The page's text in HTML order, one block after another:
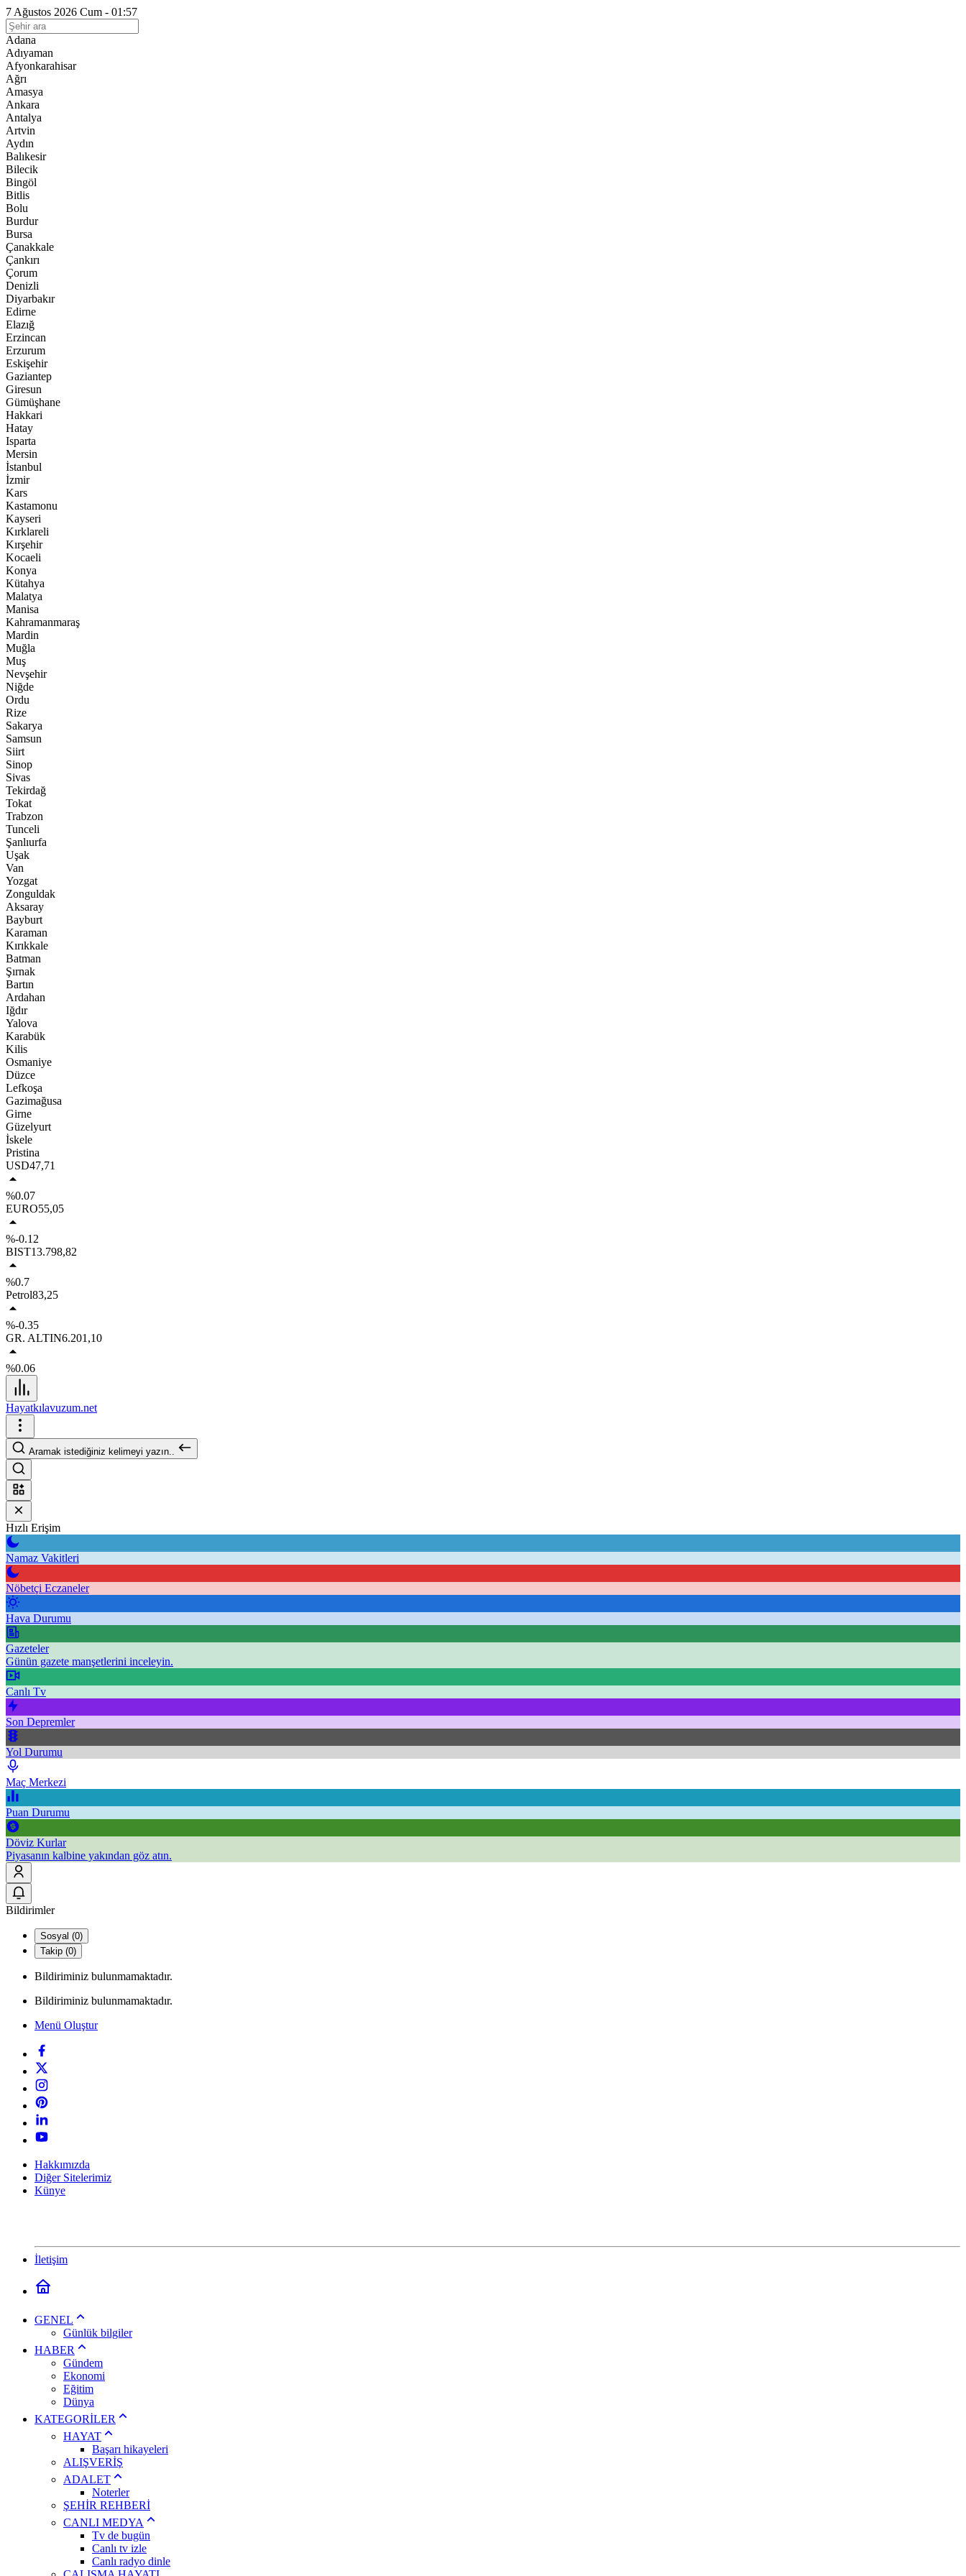
7 Ağustos 2026 Cum - 01:57
Adana
Adıyaman
Afyonkarahisar
Ağrı
Amasya
Ankara
Antalya
Artvin
Aydın
Balıkesir
Bilecik
Bingöl
Bitlis
Bolu
Burdur
Bursa
Çanakkale
Çankırı
Çorum
Denizli
Diyarbakır
Edirne
Elazığ
Erzincan
Erzurum
Eskişehir
Gaziantep
Giresun
Gümüşhane
Hakkari
Hatay
Isparta
Mersin
İstanbul
İzmir
Kars
Kastamonu
Kayseri
Kırklareli
Kırşehir
Kocaeli
Konya
Kütahya
Malatya
Manisa
Kahramanmaraş
Mardin
Muğla
Muş
Nevşehir
Niğde
Ordu
Rize
Sakarya
Samsun
Siirt
Sinop
Sivas
Tekirdağ
Tokat
Trabzon
Tunceli
Şanlıurfa
Uşak
Van
Yozgat
Zonguldak
Aksaray
Bayburt
Karaman
Kırıkkale
Batman
Şırnak
Bartın
Ardahan
Iğdır
Yalova
Karabük
Kilis
Osmaniye
Düzce
Lefkoşa
Gazimağusa
Girne
Güzelyurt
İskele
Pristina
USD47,71
%0.07
EURO55,05
%-0.12
BIST13.798,82
%0.7
Petrol83,25
%-0.35
GR. ALTIN6.201,10
%0.06
Hayatkılavuzum.net
Aramak istediğiniz kelimeyi yazın..
Hızlı Erişim
Namaz Vakitleri
Nöbetçi Eczaneler
Hava Durumu
Gazeteler
Günün gazete manşetlerini inceleyin.
Canlı Tv
Son Depremler
Yol Durumu
Maç Merkezi
Puan Durumu
Döviz Kurlar
Piyasanın kalbine yakından göz atın.
Bildirimler
Sosyal (0)
Takip (0)
Bildiriminiz bulunmamaktadır.
Bildiriminiz bulunmamaktadır.
Menü Oluştur
Hakkımızda
Diğer Sitelerimiz
Künye
İletişim
GENEL
Günlük bilgiler
HABER
Gündem
Ekonomi
Eğitim
Dünya
KATEGORİLER
HAYAT
Başarı hikayeleri
ALIŞVERİŞ
ADALET
Noterler
ŞEHİR REHBERİ
CANLI MEDYA
Tv de bugün
Canlı tv izle
Canlı radyo dinle